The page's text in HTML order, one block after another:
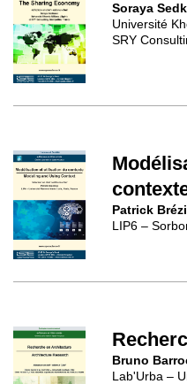
Soraya
Université
SRY
Patrick
LIP6 –
Bruno
Lab'Urba –